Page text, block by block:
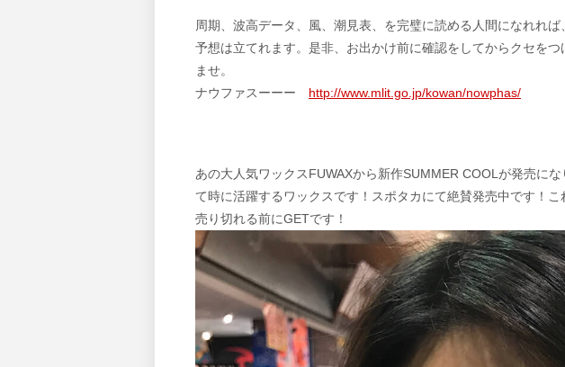
周期、波高データ、風、潮見表、を完璧に読める人間になれれ
予想は立てれます。是非、お出かけ前に確認をしてからクセを
ませ。
ナウファスーーー http://www.mlit.go.jp/kowan/nowphas/
あの大人気ワックスFUWAXから新作SUMMER COOLが発売に
て時に活躍するワックスです！スポタカにて絶賛発売中です！
売り切れる前にGETです！